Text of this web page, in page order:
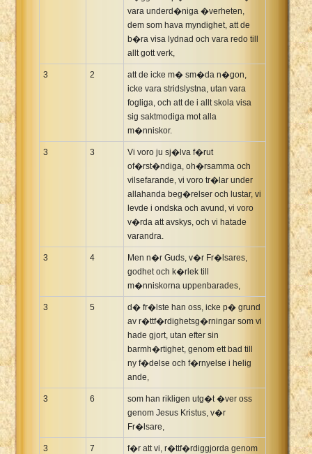
vara underd�niga �verheten,
dem som hava myndighet, att de
b�ra visa lydnad och vara redo till
allt gott verk,
3 2
att de icke m� sm�da n�gon,
icke vara stridslystna, utan vara
fogliga, och att de i allt skola visa
sig saktmodiga mot alla
m�nniskor.
3 3
Vi voro ju sj�lva f�rut
of�rst�ndiga, oh�rsamma och
vilsefarande, vi voro tr�lar under
allahanda beg�relser och lustar, vi
levde i ondska och avund, vi voro
v�rda att avskys, och vi hatade
varandra.
3 4
Men n�r Guds, v�r Fr�lsares,
godhet och k�rlek till
m�nniskorna uppenbarades,
3 5
d� fr�lste han oss, icke p� grund
av r�ttf�rdighetsg�rningar som vi
hade gjort, utan efter sin
barmh�rtighet, genom ett bad till
ny f�delse och f�rnyelse i helig
ande,
3 6
som han rikligen utg�t �ver oss
genom Jesus Kristus, v�r
Fr�lsare,
3 7
f�r att vi, r�ttf�rdiggjorda genom